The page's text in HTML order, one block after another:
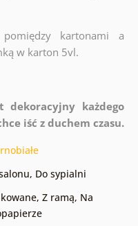
kartonami a
w karton 5vl.
każdego
iść z duchem czasu.
, Do sypialni
, Z ramą, Na